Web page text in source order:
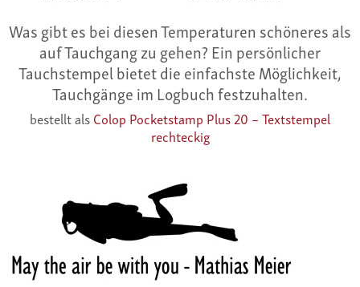
Was gibt es bei diesen Temperaturen schöneres als
auf Tauchgang zu gehen? Ein persönlicher
Tauchstempel bietet die einfachste Möglichkeit,
Tauchgänge im Logbuch festzuhalten.
bestellt alsColop Pocketstamp Plus 20 – Textstempel
rechteckig